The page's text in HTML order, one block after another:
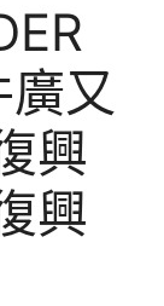
又
興
興